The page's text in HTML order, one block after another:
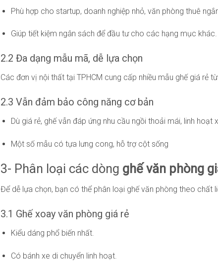
Phù hợp cho startup, doanh nghiệp nhỏ, văn phòng thuê
Giúp tiết kiệm ngân sách để đầu tư cho các hạng mục khác.
2.2 Đa dạng mẫu mã, dễ lựa chọn
Các đơn vị nội thất tại TPHCM cung cấp nhiều mẫu ghế giá rẻ
2.3 Vẫn đảm bảo công năng cơ bản
Dù giá rẻ, ghế vẫn đáp ứng nhu cầu ngồi thoải mái, linh hoạt
Một số mẫu có tựa lưng cong, hỗ trợ cột sống
3- Phân loại các dòng ghế văn phòng
Để dễ lựa chọn, bạn có thể phân loại ghế văn phòng theo chất
3.1 Ghế xoay văn phòng giá rẻ
Kiểu dáng phổ biến nhất.
Có bánh xe di chuyển linh hoạt.